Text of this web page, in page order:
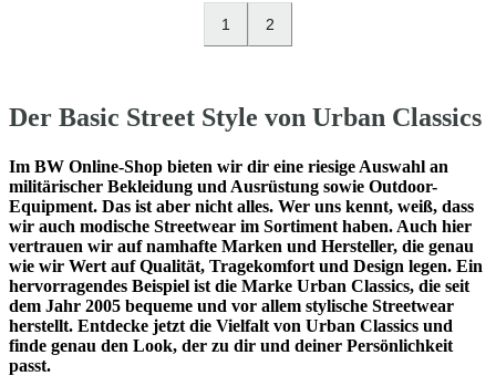
1 2
Der Basic Street Style von Urban Classics
Im BW Online-Shop bieten wir dir eine riesige Auswahl an
militärischer Bekleidung und Ausrüstung sowie Outdoor-
Equipment. Das ist aber nicht alles. Wer uns kennt, weiß, dass
wir auch modische Streetwear im Sortiment haben. Auch hier
vertrauen wir auf namhafte Marken und Hersteller, die genau
wie wir Wert auf Qualität, Tragekomfort und Design legen. Ein
hervorragendes Beispiel ist die Marke Urban Classics, die seit
dem Jahr 2005 bequeme und vor allem stylische Streetwear
herstellt. Entdecke jetzt die Vielfalt von Urban Classics und
finde genau den Look, der zu dir und deiner Persönlichkeit
passt.